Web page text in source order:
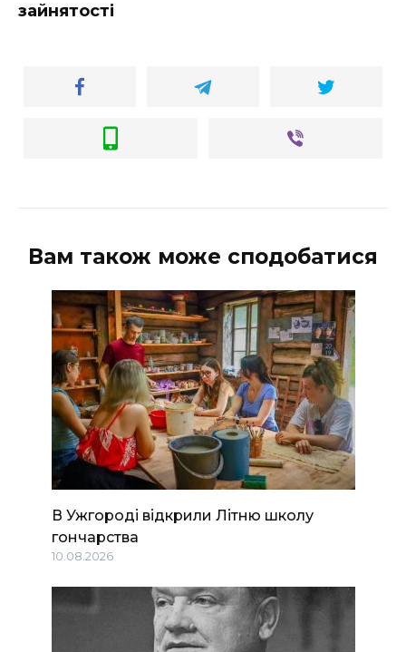
зайнятості
Вам також може сподобатися
В Ужгороді відкрили Літню школу
гончарства
10.08.2026